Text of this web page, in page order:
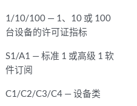
1/10/100 — 1、10 或 100
台设备的许可证指标
S1/A1 — 标准 1 或高级 1 软
件订阅
C1/C2/C3/C4 — 设备类